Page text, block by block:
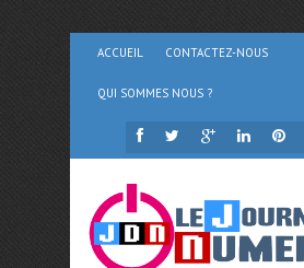
ACCUEIL CONTACTEZ-NOUS
QUI SOMMES NOUS ?